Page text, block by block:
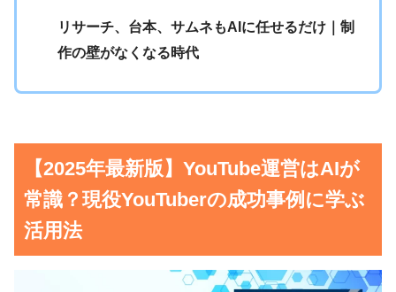
リサーチ、台本、サムネもAIに任せるだけ｜制
作の壁がなくなる時代
【2025年最新版】YouTube運営はAIが
常識？現役YouTuberの成功事例に学ぶ
活用法